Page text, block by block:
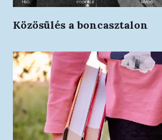
Közösülés a boncasztalon